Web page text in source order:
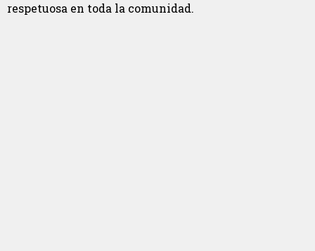
respetuosa en toda la comunidad.